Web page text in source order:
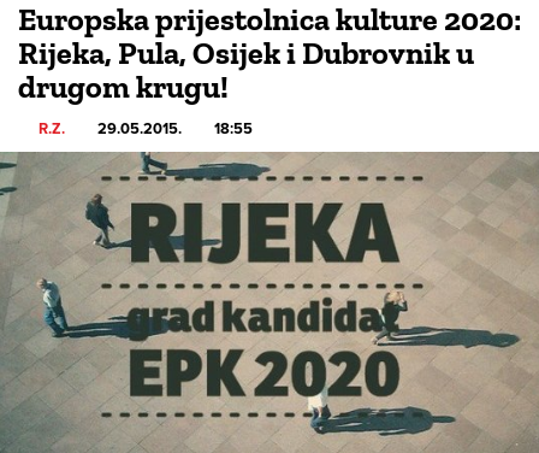
Europska prijestolnica kulture 2020:
Rijeka, Pula, Osijek i Dubrovnik u
drugom krugu!
R.Z. 29.05.2015. 18:55